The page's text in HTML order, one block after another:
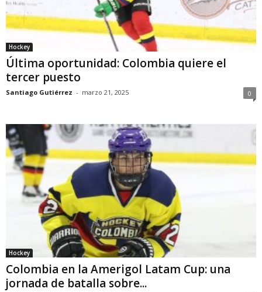
Hockey
Última oportunidad: Colombia quiere el
tercer puesto
Santiago Gutiérrez - marzo 21, 2025 0
Hockey
Colombia en la Amerigol Latam Cup: una
jornada de batalla sobre...